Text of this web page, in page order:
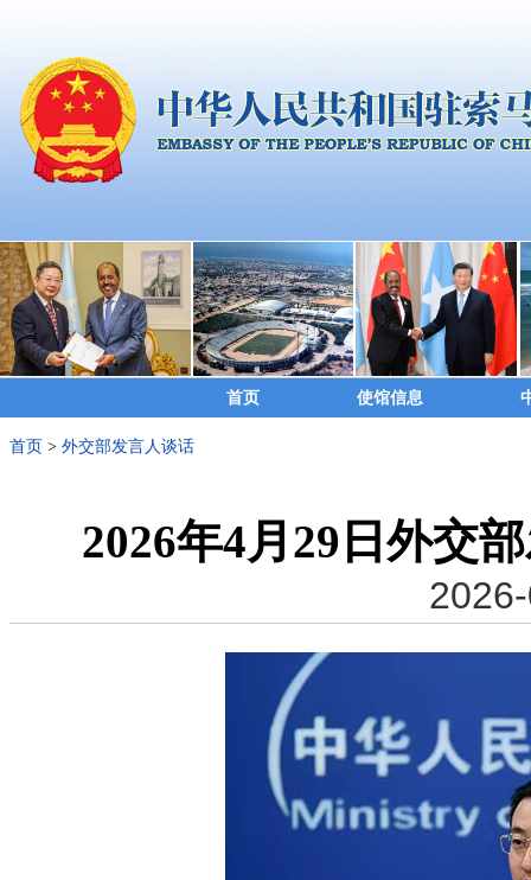
首页 使馆信息
首页 > 外交部发言人谈话
2026年4月29日外交